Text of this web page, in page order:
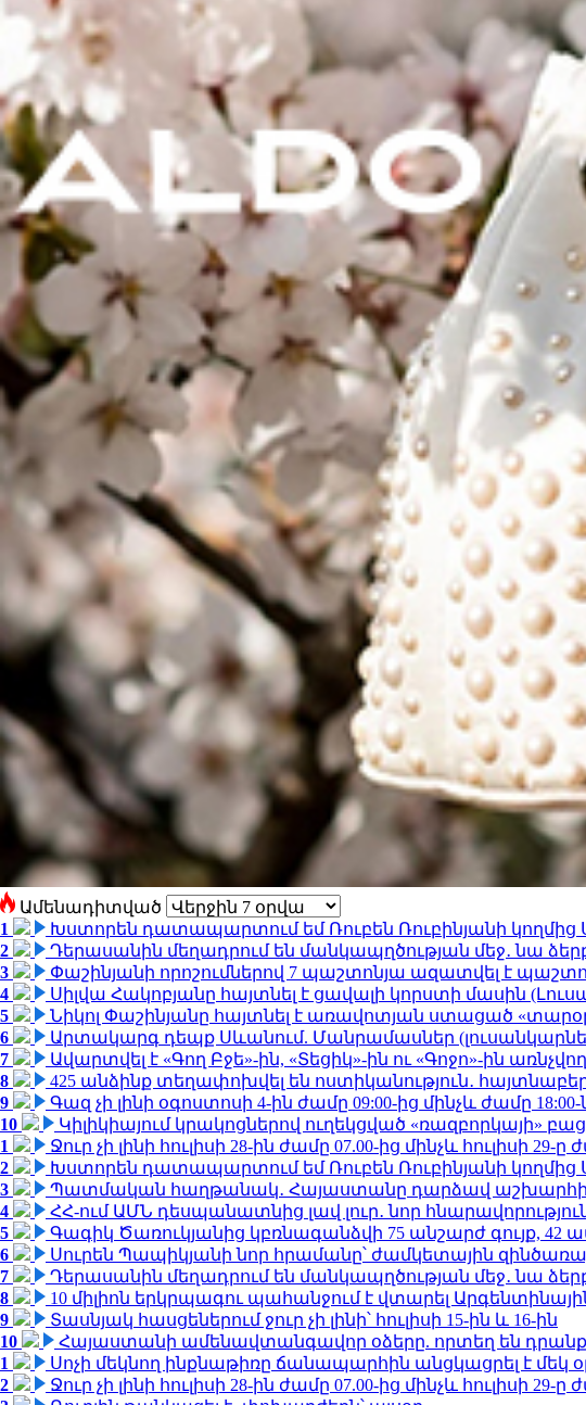
Ամենադիտված
1
Խստորեն դատապարտում եմ Ռուբեն Ռուբինյանի կողմից
2
Դերասանին մեղադրում են մանկապղծության մեջ․ նա
3
Փաշինյանի որոշումներով 7 պաշտոնյա ազատվել է
4
Սիլվա Հակոբյանը հայտնել է ցավալի կորստի մասին
5
Նիկոլ Փաշինյանը հայտնել է առավոտյան ստացած
6
Արտակարգ դեպք Սևանում. Մանրամասներ
7
Ավարտվել է «Գող Բջե»-ին, «Տեցիկ»-ին ու «Գոջո»-ին
8
425 անձինք տեղափոխվել են ոստիկանություն․
9
Գազ չի լինի օգոստոսի 4-ին ժամը 09:00-ից մինչև ժամը 18:00-
10
Կիլիկիայում կրակոցներով ուղեկցված «ռազբորկայի»
1
Ջուր չի լինի հուլիսի 28-ին ժամը 07.00-ից մինչև հուլիսի 29-ը
2
Խստորեն դատապարտում եմ Ռուբեն Ռուբինյանի կողմից
3
Պատմական հաղթանակ․ Հայաստանը դարձավ աշխարհի
4
ՀՀ-ում ԱՄՆ դեսպանատնից լավ լուր․ նոր
5
Գագիկ Ծառուկյանից կբռնագանձվի 75 անշարժ գույք, 42
6
Սուրեն Պապիկյանի նոր հրամանը՝ ժամկետային
7
Դերասանին մեղադրում են մանկապղծության մեջ․ նա
8
10 միլիոն երկրպագու պահանջում է վտարել
9
Տասնյակ հասցեներում ջուր չի լինի՝ հուլիսի 15-ին և 16-ին
10
Հայաստանի ամենավտանգավոր օձերը. որտեղ են
1
Սոչի մեկնող ինքնաթիռը ճանապարհին անցկացրել է մեկ
2
Ջուր չի լինի հուլիսի 28-ին ժամը 07.00-ից մինչև հուլիսի 29-ը